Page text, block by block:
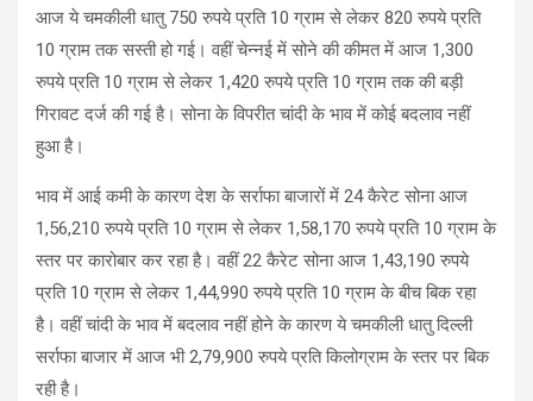
आज ये चमकीली धातु 750 रुपये प्रति 10 ग्राम से लेकर 820 रुपये प्रति
10 ग्राम तक सस्ती हो गई। वहीं चेन्नई में सोने की कीमत में आज 1,300
रुपये प्रति 10 ग्राम से लेकर 1,420 रुपये प्रति 10 ग्राम तक की बड़ी
गिरावट दर्ज की गई है। सोना के विपरीत चांदी के भाव में कोई बदलाव नहीं
हुआ है।
भाव में आई कमी के कारण देश के सर्राफा बाजारों में 24 कैरेट सोना आज
1,56,210 रुपये प्रति 10 ग्राम से लेकर 1,58,170 रुपये प्रति 10 ग्राम के
स्तर पर कारोबार कर रहा है। वहीं 22 कैरेट सोना आज 1,43,190 रुपये
प्रति 10 ग्राम से लेकर 1,44,990 रुपये प्रति 10 ग्राम के बीच बिक रहा
है। वहीं चांदी के भाव में बदलाव नहीं होने के कारण ये चमकीली धातु दिल्ली
सर्राफा बाजार में आज भी 2,79,900 रुपये प्रति किलोग्राम के स्तर पर बिक
रही है।